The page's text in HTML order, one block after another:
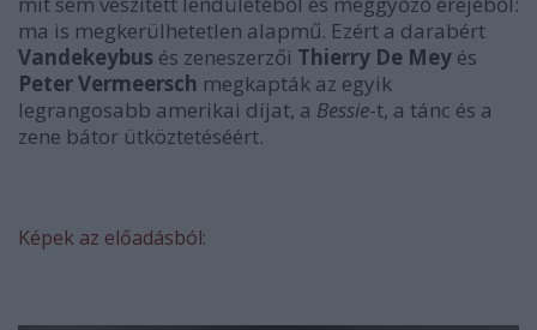
ma is megkerülhetetlen alapmű. Ezért a darabért
Vandekeybus és zeneszerzői Thierry De Mey és
Peter Vermeersch megkapták az egyik
legrangosabb amerikai díjat, a Bessie-t, a tánc és a
zene bátor ütköztetéséért.
Képek az előadásból: